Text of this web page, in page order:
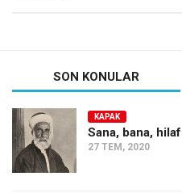
SON KONULAR
KAPAK
Sana, bana,
27 TEM, 2020